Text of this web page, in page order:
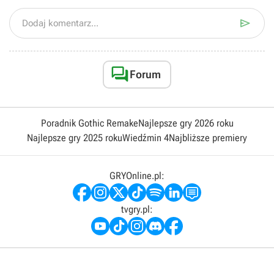
Dodaj komentarz... 
Forum
Poradnik Gothic RemakeNajlepsze gry 2026 roku
Najlepsze gry 2025 rokuWiedźmin 4Najbliższe premiery
GRYOnline.pl:
tvgry.pl: